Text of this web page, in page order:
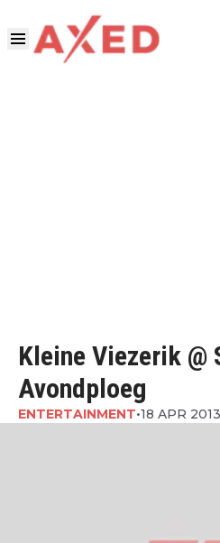
Kleine Viezerik @
Avondploeg
ENTERTAINMENT•18 APR